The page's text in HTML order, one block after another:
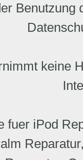
Benutzung
keine
fuer iPod